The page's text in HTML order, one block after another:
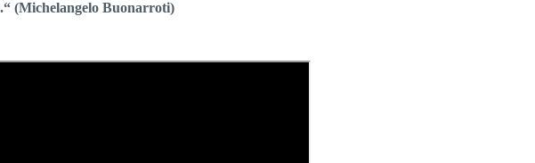
(Michelangelo Buonarroti)